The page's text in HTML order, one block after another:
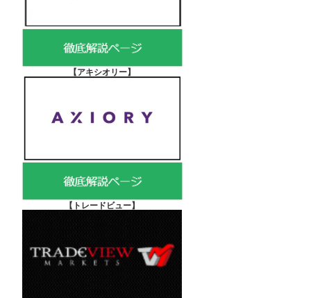
【アキシオリー】
【 トレードビュー】